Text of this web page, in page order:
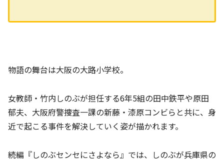
物語の舞台は大阪の大路小学校。
女教師・竹内しのぶが担任する6年5組の田中鉄平や原田
郁夫、大阪府警捜査一課の新藤・漆原コンビらと共に、身
近で起こる事件を解決していく姿が描かれます。
続編『しのぶセンセにさよなら』では、しのぶが兵庫県の